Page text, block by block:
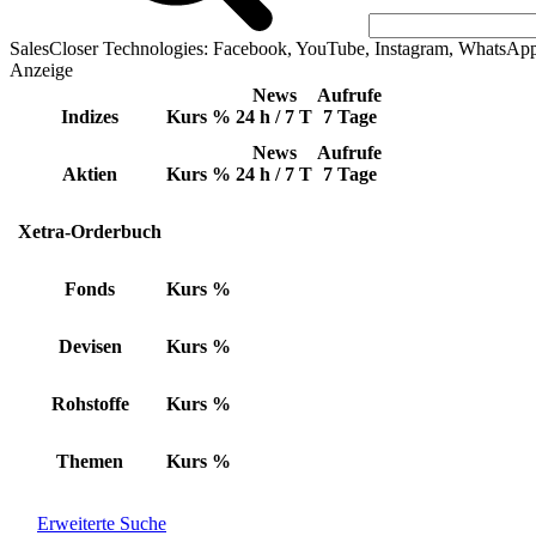
SalesCloser Technologies: Facebook, YouTube, Instagram,
Anzeige
Indizes Kurs %
News
24 h / 7 T
Aufrufe
7 Tage
Aktien Kurs %
News
24 h / 7 T
Aufrufe
7 Tage
Xetra-Orderbuch
Fonds Kurs %
Devisen Kurs %
Rohstoffe Kurs %
Themen Kurs %
Erweiterte Suche